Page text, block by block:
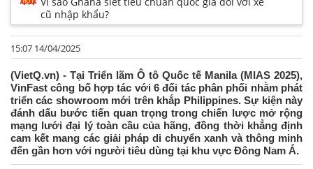
cũ nhập khẩu?
15:07 14/04/2025
(VietQ.vn) - Tại Triển lãm Ô tô Quốc tế Manila (MIAS 2025),
VinFast công bố hợp tác với 6 đối tác phân phối nhằm phát
triển các showroom mới trên khắp Philippines. Sự kiện này
đánh dấu bước tiến quan trọng trong chiến lược mở rộng
mạng lưới đại lý toàn cầu của hãng, đồng thời khẳng định
cam kết mang các giải pháp di chuyển xanh và thông minh
đến gần hơn với người tiêu dùng tại khu vực Đông Nam Á.